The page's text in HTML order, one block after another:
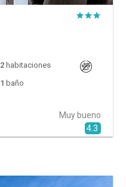
2habitaciones
1 baño
Muy bueno
4.3